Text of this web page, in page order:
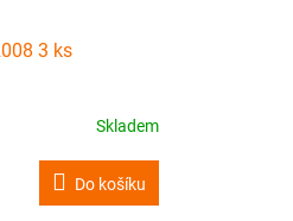
3 ks
Skladem
Do košíku